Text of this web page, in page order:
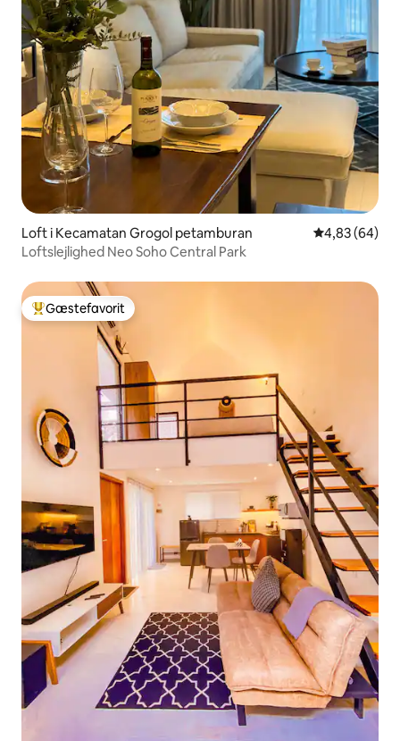
Loft i Kecamatan Grogol petamburan 4,83 ud af 5 i
4,83 (64)
Loftslejlighed Neo Soho Central Park
Bedste gæstefavorit
Gæstefavorit